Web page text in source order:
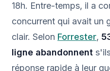
18h. Entre-temps, il a
concurrent qui avait un
clair. Selon Forrester,
ligne abandonnent
réponse rapide à leur